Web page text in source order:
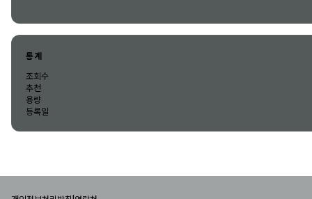
통계
조회수
추천
용량
등록일